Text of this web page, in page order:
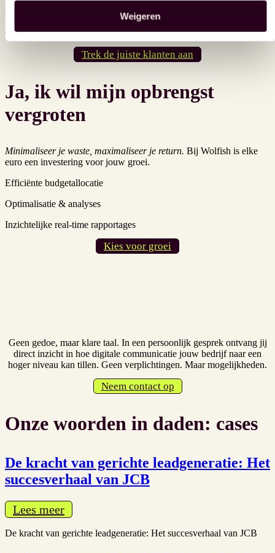
Weigeren
Data-gedreven beslissingen
Conversie-optimalisatie
Trek de juiste klanten aan
Ja, ik wil mijn opbrengst
vergroten
Minimaliseer je waste, maximaliseer je return. Bij Wolfish is elke
euro een investering voor jouw groei.
Efficiënte budgetallocatie
Optimalisatie & analyses
Inzichtelijke real-time rapportages
Kies voor groei
Geen gedoe, maar klare taal. In een persoonlijk gesprek ontvang jij
direct inzicht in hoe digitale communicatie jouw bedrijf naar een
hoger niveau kan tillen. Geen verplichtingen. Maar mogelijkheden.
Neem contact op
Onze woorden in daden: cases
De kracht van gerichte leadgeneratie: Het
succesverhaal van JCB
Lees meer
De kracht van gerichte leadgeneratie: Het succesverhaal van JCB